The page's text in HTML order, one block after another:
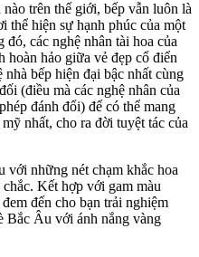
trên thế giới, bếp vẫn luôn là
thể hiện sự hạnh phúc của một
các nghệ nhân tài hoa của
hoàn hảo giữa vẻ đẹp cổ điển
bếp hiện đại bậc nhất cùng
(điều mà các nghệ nhân của
đánh đổi) để có thể mang
nhất, cho ra đời tuyệt tác của
những nét chạm khắc hoa
Kết hợp với gam màu
đến cho bạn trải nghiệm
Bắc Âu với ánh nắng vàng